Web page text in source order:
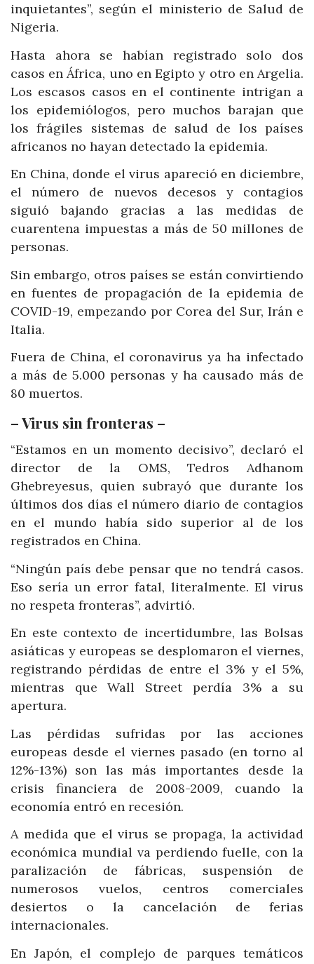
inquietantes”, según el ministerio de Salud de
Nigeria.
Hasta ahora se habían registrado solo dos
casos en África, uno en Egipto y otro en Argelia.
Los escasos casos en el continente intrigan a
los epidemiólogos, pero muchos barajan que
los frágiles sistemas de salud de los países
africanos no hayan detectado la epidemia.
En China, donde el virus apareció en diciembre,
el número de nuevos decesos y contagios
siguió bajando gracias a las medidas de
cuarentena impuestas a más de 50 millones de
personas.
Sin embargo, otros países se están convirtiendo
en fuentes de propagación de la epidemia de
COVID-19, empezando por Corea del Sur, Irán e
Italia.
Fuera de China, el coronavirus ya ha infectado
a más de 5.000 personas y ha causado más de
80 muertos.
– Virus sin fronteras –
“Estamos en un momento decisivo”, declaró el
director de la OMS, Tedros Adhanom
Ghebreyesus, quien subrayó que durante los
últimos dos días el número diario de contagios
en el mundo había sido superior al de los
registrados en China.
“Ningún país debe pensar que no tendrá casos.
Eso sería un error fatal, literalmente. El virus
no respeta fronteras”, advirtió.
En este contexto de incertidumbre, las Bolsas
asiáticas y europeas se desplomaron el viernes,
registrando pérdidas de entre el 3% y el 5%,
mientras que Wall Street perdía 3% a su
apertura.
Las pérdidas sufridas por las acciones
europeas desde el viernes pasado (en torno al
12%-13%) son las más importantes desde la
crisis financiera de 2008-2009, cuando la
economía entró en recesión.
A medida que el virus se propaga, la actividad
económica mundial va perdiendo fuelle, con la
paralización de fábricas, suspensión de
numerosos vuelos, centros comerciales
desiertos o la cancelación de ferias
internacionales.
En Japón, el complejo de parques temáticos